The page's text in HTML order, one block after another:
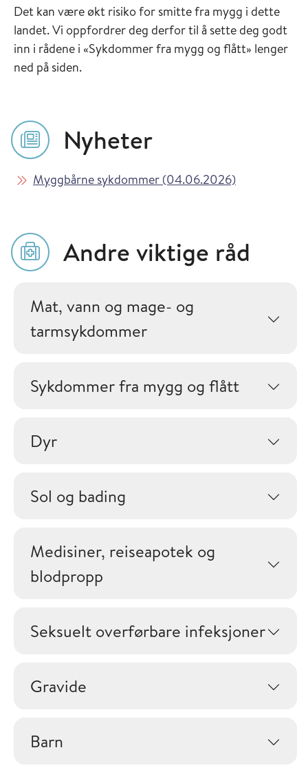
Det kan være økt risiko for smitte fra mygg i dette
landet. Vi oppfordrer deg derfor til å sette deg godt
inn i rådene i «Sykdommer fra mygg og flått» lenger
ned på siden.
Nyheter
Les mer om
Myggbårne sykdommer (04.06.2026)i
Andre viktige råd
Mat, vann og mage- og
tarmsykdommer
Sykdommer fra mygg og flått
Dyr
Sol og bading
Medisiner, reiseapotek og
blodpropp
Seksuelt overførbare infeksjoner
Gravide
Barn